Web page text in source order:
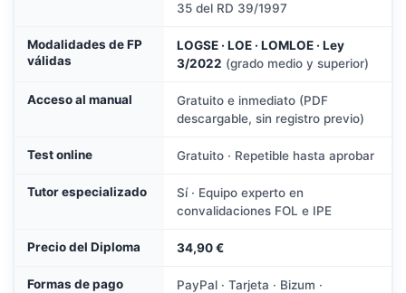
35 del RD 39/1997
Modalidades de FP
válidas
LOGSE · LOE · LOMLOE · Ley
3/2022 (grado medio y superior)
Acceso al manual
Gratuito e inmediato (PDF
descargable, sin registro previo)
Test online Gratuito · Repetible hasta aprobar
Tutor especializado
Sí · Equipo experto en
convalidaciones FOL e IPE
Precio del Diploma 34,90 €
Formas de pago PayPal · Tarjeta · Bizum ·